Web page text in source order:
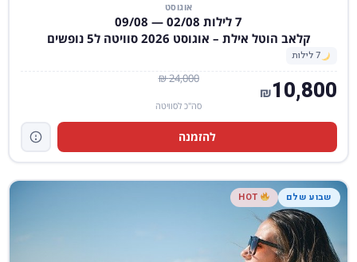
אוגוסט
7 לילות 02/08 — 09/08
קלאב הוטל אילת – אוגוסט 2026 סוויטה ל5 נופשים
7 לילות
24,000 ₪ 10,800
₪
סה"כ לסוויטה
להזמנה
שבוע שלם